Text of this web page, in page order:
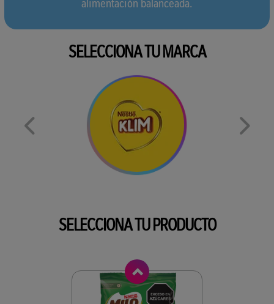
SELECCIONA TU MARCA
SELECCIONA TU PRODUCTO
Anterior